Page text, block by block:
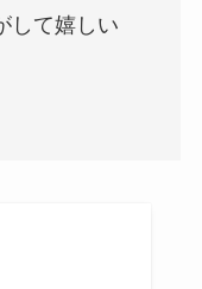
して嬉しい